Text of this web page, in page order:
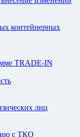
контейнерных
TRADE-IN
лиц
с ТКО